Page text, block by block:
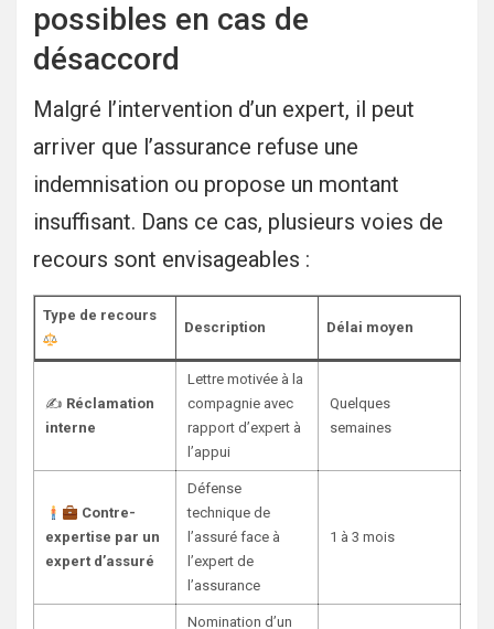
possibles en cas de
désaccord
Malgré l’intervention d’un expert, il peut
arriver que l’assurance refuse une
indemnisation ou propose un montant
insuffisant. Dans ce cas, plusieurs voies de
recours sont envisageables :
Type de recours
Description Délai moyen
✍️ Réclamation
interne
Lettre motivée à la
compagnie avec
rapport d’expert à
l’appui
Quelques
semaines
Contre-
expertise par un
expert d’assuré
Défense
technique de
l’assuré face à
l’expert de
l’assurance
1 à 3 mois
Nomination d’un